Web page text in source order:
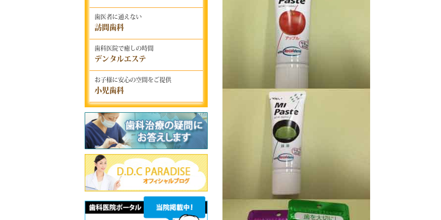
歯医者に通えない
訪問歯科
歯科医院で癒しの時間
デンタルエステ
お子様に安心の空間をご提供
小児歯科